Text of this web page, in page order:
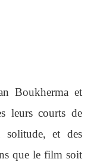
Boukherma et
leurs courts de
et des
que le film soit